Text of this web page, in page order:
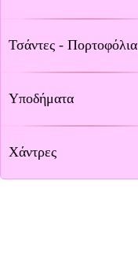
Τσάντες - Πορτοφόλια
Υποδήματα
Χάντρες